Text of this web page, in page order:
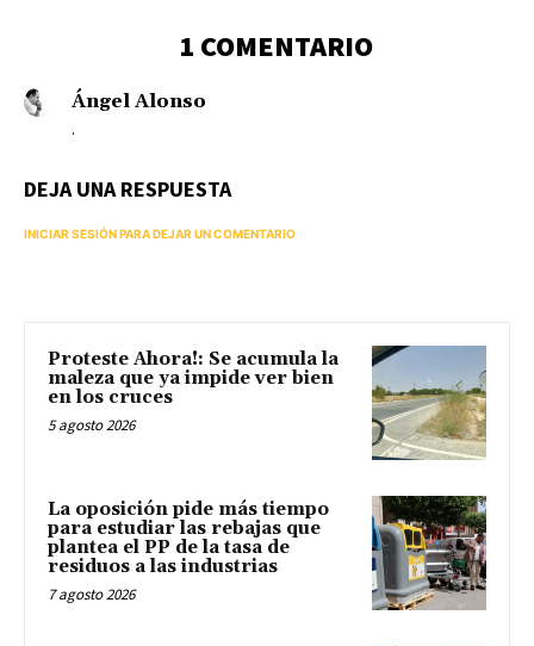
1 COMENTARIO
Ángel Alonso
.
DEJA UNA RESPUESTA
INICIAR SESIÓN PARA DEJAR UN COMENTARIO
Proteste Ahora!: Se acumula la
maleza que ya impide ver bien
en los cruces
5 agosto 2026
La oposición pide más tiempo
para estudiar las rebajas que
plantea el PP de la tasa de
residuos a las industrias
7 agosto 2026